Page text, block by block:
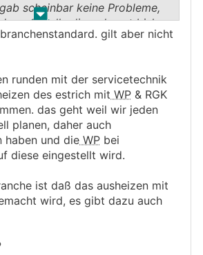
. .
scheinbar keine Probleme,
das alle die er kennt bisher
gilt aber nicht
runden mit der servicetechnik
des estrich mit WP & RGK
das geht weil wir jeden
planen, daher auch
haben und die WP bei
diese eingestellt wird.
ist daß das ausheizen mit
wird, es gibt dazu auch